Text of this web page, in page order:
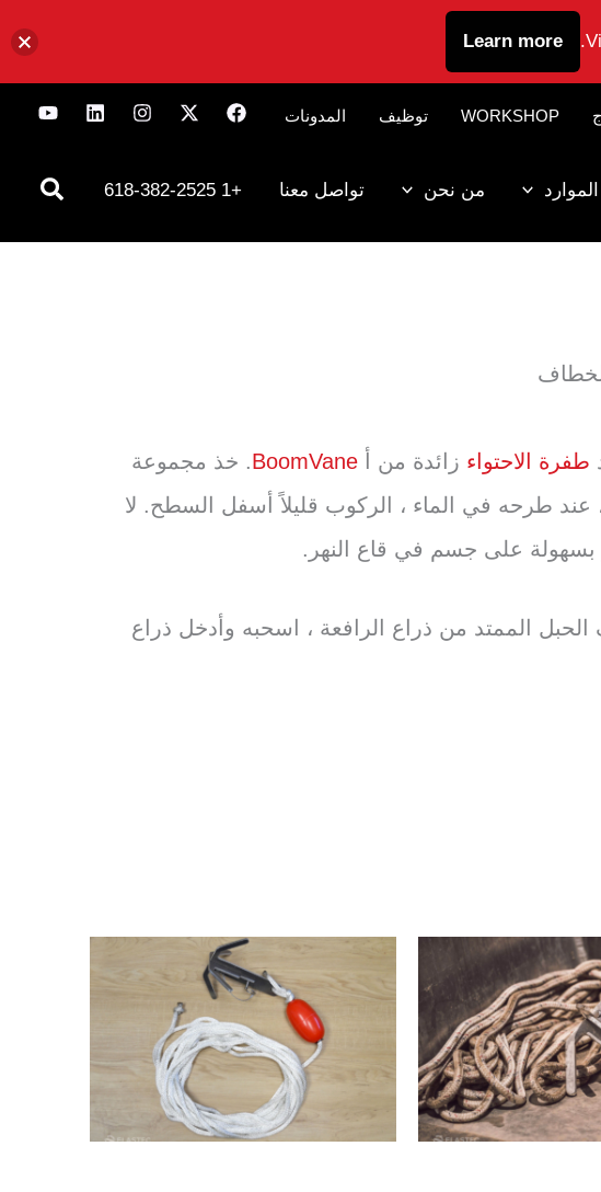
WORKSHOP توظيف المدونات
الموارد من نحن تواصل معنا +1 618-382-2525
طفرة الاحتواء زائدة من أ BoomVane. خذ مجموعة
على حبل 3 / 8) حتى يتسنى للخطاف ، عند طرحه في الماء ، الركوب قليلاً أسفل السطح. لا
بسهولة على جسم في قاع النهر.
بالطرف الآخر لخط 3 / 8. عندما تتصارع خطاف الحبل الممتد من ذراع الرافعة ، اسحبه وأدخل ذراع
Learn more